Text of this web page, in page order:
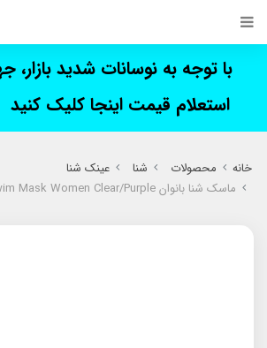
با توجه به نوسانات شدید
استعلام قیمت اینجا کلیک کنید
خانه محصولات شنا
عینک شنا
ماسک شنا بانوان TYR Rogue Swim Mask Women Clear/Purple